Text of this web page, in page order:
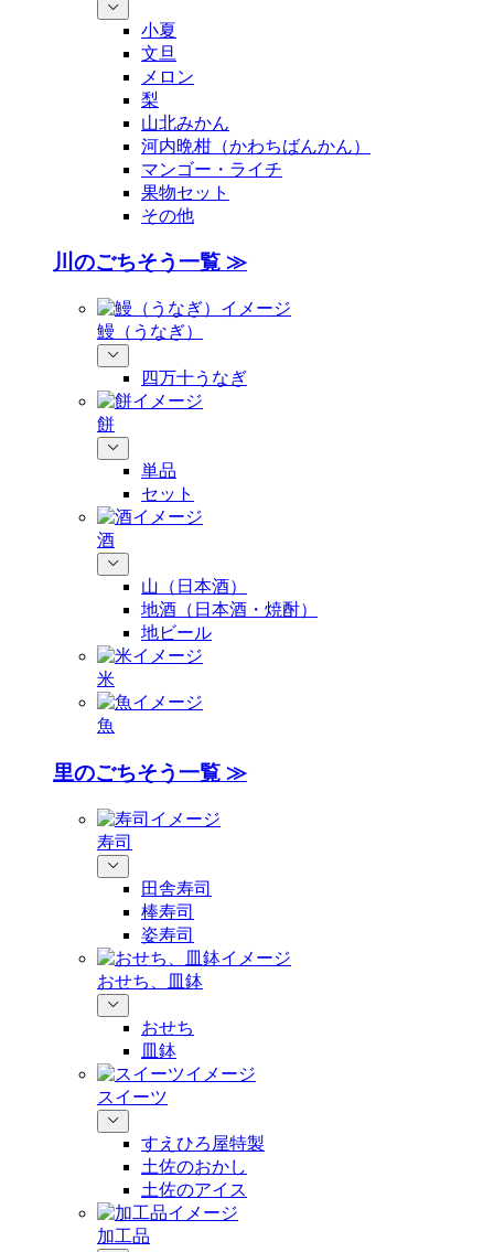
小夏
文旦
メロン
梨
山北みかん
河内晩柑（かわちばんかん）
マンゴー・ライチ
果物セット
その他
川のごちそう一覧 ≫
鰻（うなぎ）
四万十うなぎ
餅
単品
セット
酒
山（日本酒）
地酒（日本酒・焼酎）
地ビール
米
魚
里のごちそう一覧 ≫
寿司
田舎寿司
棒寿司
姿寿司
おせち、皿鉢
おせち
皿鉢
スイーツ
すえひろ屋特製
土佐のおかし
土佐のアイス
加工品